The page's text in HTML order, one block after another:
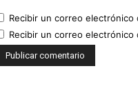
Recibir un correo
Recibir un correo electrónico